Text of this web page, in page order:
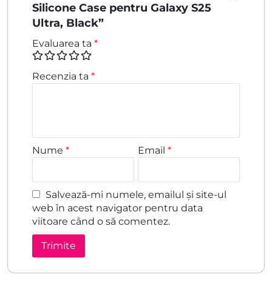
Silicone Case pentru Galaxy S25
Ultra, Black”
Evaluarea ta *
Recenzia ta *
Nume * Email*
Salvează-mi numele, emailul și site-ul
web în acest navigator pentru data
viitoare când o să comentez.